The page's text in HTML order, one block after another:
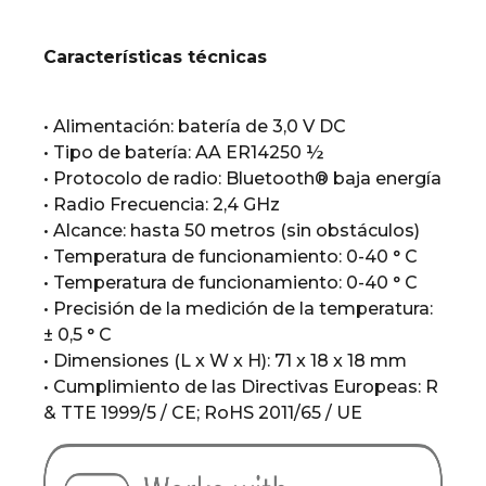
Características técnicas
• Alimentación: batería de 3,0 V DC
• Tipo de batería: AA ER14250 ½
• Protocolo de radio: Bluetooth® baja energía
• Radio Frecuencia: 2,4 GHz
• Alcance: hasta 50 metros (sin obstáculos)
• Temperatura de funcionamiento: 0-40 ° C
• Temperatura de funcionamiento: 0-40 ° C
• Precisión de la medición de la temperatura:
± 0,5 ° C
• Dimensiones (L x W x H): 71 x 18 x 18 mm
• Cumplimiento de las Directivas Europeas: R
& TTE 1999/5 / CE; RoHS 2011/65 / UE